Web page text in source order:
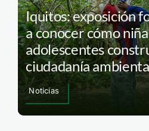
Iquitos: exposición
a conocer cómo
adolescentes
ciudadanía
Noticias